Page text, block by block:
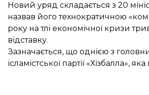
Новий уряд складається з 20
назвав його технократичною
року на тлі економічної кризи
відставку.
Зазначається, що однією з
ісламістської партії «Хізбалла»,